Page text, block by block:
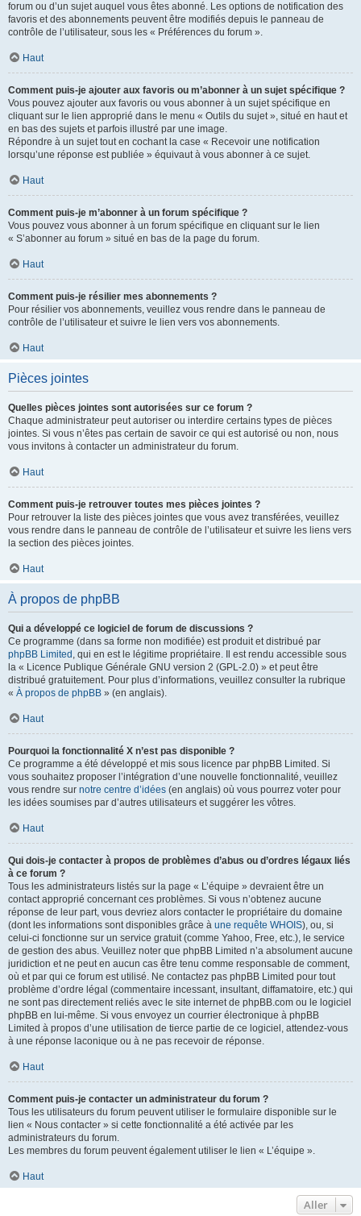
forum ou d’un sujet auquel vous êtes abonné. Les options de notification des
favoris et des abonnements peuvent être modifiés depuis le panneau de
contrôle de l’utilisateur, sous les « Préférences du forum ».
Haut
Comment puis-je ajouter aux favoris ou m’abonner à un sujet spécifique ?
Vous pouvez ajouter aux favoris ou vous abonner à un sujet spécifique en
cliquant sur le lien approprié dans le menu « Outils du sujet », situé en haut et
en bas des sujets et parfois illustré par une image.
Répondre à un sujet tout en cochant la case « Recevoir une notification
lorsqu’une réponse est publiée » équivaut à vous abonner à ce sujet.
Haut
Comment puis-je m’abonner à un forum spécifique ?
Vous pouvez vous abonner à un forum spécifique en cliquant sur le lien
« S’abonner au forum » situé en bas de la page du forum.
Haut
Comment puis-je résilier mes abonnements ?
Pour résilier vos abonnements, veuillez vous rendre dans le panneau de
contrôle de l’utilisateur et suivre le lien vers vos abonnements.
Haut
Pièces jointes
Quelles pièces jointes sont autorisées sur ce forum ?
Chaque administrateur peut autoriser ou interdire certains types de pièces
jointes. Si vous n’êtes pas certain de savoir ce qui est autorisé ou non, nous
vous invitons à contacter un administrateur du forum.
Haut
Comment puis-je retrouver toutes mes pièces jointes ?
Pour retrouver la liste des pièces jointes que vous avez transférées, veuillez
vous rendre dans le panneau de contrôle de l’utilisateur et suivre les liens vers
la section des pièces jointes.
Haut
À propos de phpBB
Qui a développé ce logiciel de forum de discussions ?
Ce programme (dans sa forme non modifiée) est produit et distribué par
phpBB Limited , qui en est le légitime propriétaire. Il est rendu accessible sous
la « Licence Publique Générale GNU version 2 (GPL-2.0) » et peut être
distribué gratuitement. Pour plus d’informations, veuillez consulter la rubrique
« À propos de phpBB » (en anglais).
Haut
Pourquoi la fonctionnalité X n’est pas disponible ?
Ce programme a été développé et mis sous licence par phpBB Limited. Si
vous souhaitez proposer l’intégration d’une nouvelle fonctionnalité, veuillez
vous rendre sur notre centre d’idées (en anglais) où vous pourrez voter pour
les idées soumises par d’autres utilisateurs et suggérer les vôtres.
Haut
Qui dois-je contacter à propos de problèmes d’abus ou d’ordres légaux liés
à ce forum ?
Tous les administrateurs listés sur la page « L’équipe » devraient être un
contact approprié concernant ces problèmes. Si vous n’obtenez aucune
réponse de leur part, vous devriez alors contacter le propriétaire du domaine
(dont les informations sont disponibles grâce à une requête WHOIS), ou, si
celui-ci fonctionne sur un service gratuit (comme Yahoo, Free, etc.), le service
de gestion des abus. Veuillez noter que phpBB Limited n’a absolument aucune
juridiction et ne peut en aucun cas être tenu comme responsable de comment,
où et par qui ce forum est utilisé. Ne contactez pas phpBB Limited pour tout
problème d’ordre légal (commentaire incessant, insultant, diffamatoire, etc.) qui
ne sont pas directement reliés avec le site internet de phpBB.com ou le logiciel
phpBB en lui-même. Si vous envoyez un courrier électronique à phpBB
Limited à propos d’une utilisation de tierce partie de ce logiciel, attendez-vous
à une réponse laconique ou à ne pas recevoir de réponse.
Haut
Comment puis-je contacter un administrateur du forum ?
Tous les utilisateurs du forum peuvent utiliser le formulaire disponible sur le
lien « Nous contacter » si cette fonctionnalité a été activée par les
administrateurs du forum.
Les membres du forum peuvent également utiliser le lien « L’équipe ».
Haut
Aller